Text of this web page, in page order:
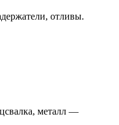
отливы.
металл —